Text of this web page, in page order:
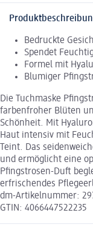
Bedruckte
Spendet
Formel mit
Blumiger
Die Tuchmaske
farbenfroher Blüten
Schönheit. Mit
Haut intensiv mit
Teint. Das
und ermöglicht eine
Pfingstrosen-Duft
erfrischendes
dm-Artikelnummer:
GTIN: 4066447522235